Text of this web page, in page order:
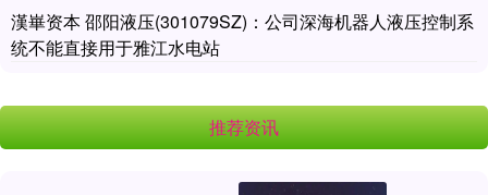
漢崋资本 邵阳液压(301079SZ)：公司深海机器人液压控制系
统不能直接用于雅江水电站
推荐资讯